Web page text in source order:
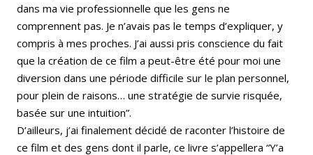
dans ma vie professionnelle que les gens ne
comprennent pas. Je n’avais pas le temps d’expliquer, y
compris à mes proches. J’ai aussi pris conscience du fait
que la création de ce film a peut-être été pour moi une
diversion dans une période difficile sur le plan personnel,
pour plein de raisons… une stratégie de survie risquée,
basée sur une intuition”.
D’ailleurs, j’ai finalement décidé de raconter l’histoire de
ce film et des gens dont il parle, ce livre s’appellera “Y’a